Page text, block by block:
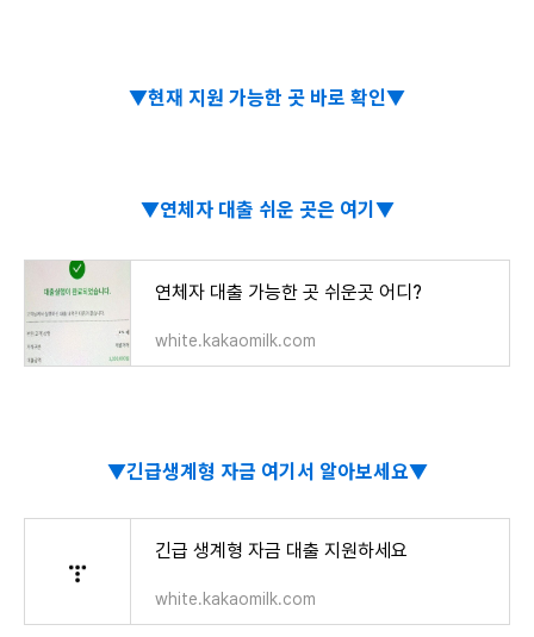
▼현재 지원 가능한 곳 바로 확인▼
▼연체자 대출 쉬운 곳은 여기▼
연체자 대출 가능한 곳 쉬운곳 어디?
white.kakaomilk.com
▼긴급생계형 자금 여기서 알아보세요▼
긴급 생계형 자금 대출 지원하세요
white.kakaomilk.com